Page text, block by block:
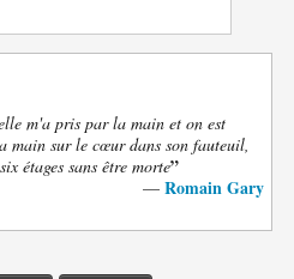
m'a pris par la main et on est
main sur le cœur dans son fauteuil,
étages sans être morte”
— Romain Gary